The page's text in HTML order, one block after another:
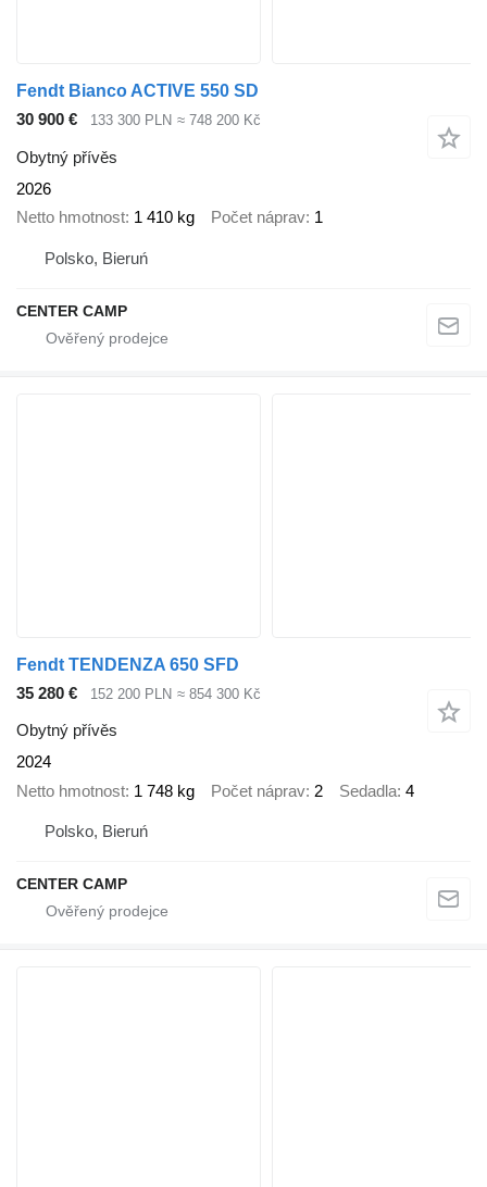
Fendt Bianco ACTIVE 550 SD
30 900 €
133 300 PLN ≈ 748 200 Kč
Obytný přívěs
2026
Netto hmotnost 1 410 kg Počet náprav 1
Polsko, Bieruń
CENTER CAMP
Fendt TENDENZA 650 SFD
35 280 €
152 200 PLN ≈ 854 300 Kč
Obytný přívěs
2024
Netto hmotnost 1 748 kg Počet náprav 2 Sedadla 4
Polsko, Bieruń
CENTER CAMP